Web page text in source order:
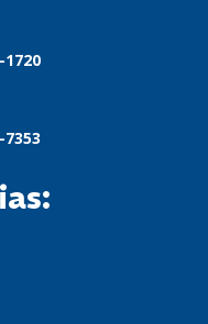
1720
7353